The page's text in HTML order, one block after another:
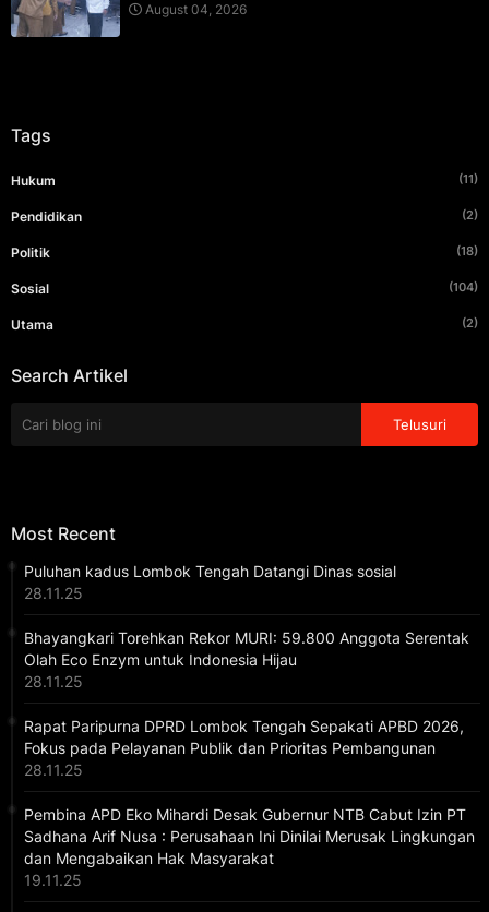
August 04, 2026
Tags
Hukum (11)
Pendidikan (2)
Politik (18)
Sosial (104)
Utama (2)
Search Artikel
Most Recent
Puluhan kadus Lombok Tengah Datangi Dinas sosial
28.11.25
Bhayangkari Torehkan Rekor MURI: 59.800 Anggota Serentak
Olah Eco Enzym untuk Indonesia Hijau
28.11.25
Rapat Paripurna DPRD Lombok Tengah Sepakati APBD 2026,
Fokus pada Pelayanan Publik dan Prioritas Pembangunan
28.11.25
Pembina APD Eko Mihardi Desak Gubernur NTB Cabut Izin PT
Sadhana Arif Nusa : Perusahaan Ini Dinilai Merusak Lingkungan
dan Mengabaikan Hak Masyarakat
19.11.25